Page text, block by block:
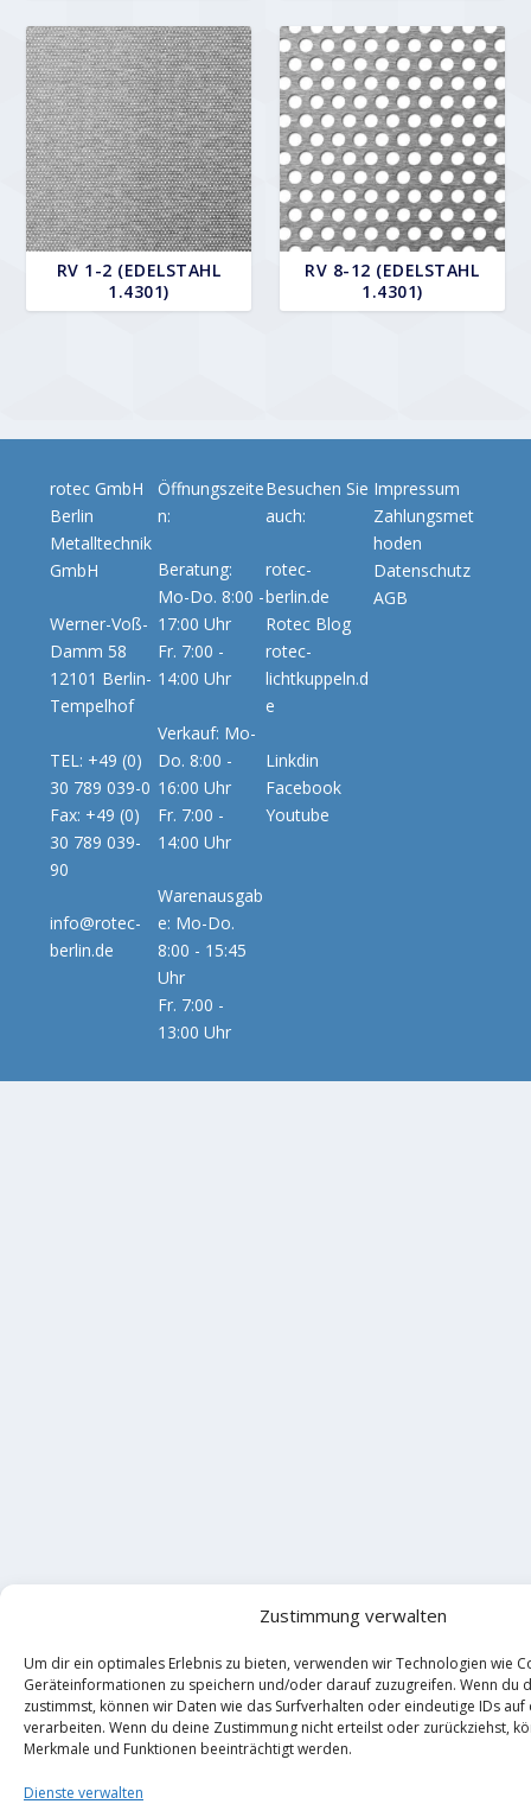
Zustimmung verwalten
Um dir ein optimales Erlebnis zu bieten, verwenden wir Technologien wie
Geräteinformationen zu speichern und/oder darauf zuzugreifen. Wenn du
zustimmst, können wir Daten wie das Surfverhalten oder eindeutige IDs
verarbeiten. Wenn du deine Zustimmung nicht erteilst oder zurückziehst,
Merkmale und Funktionen beeinträchtigt werden.
Dienste verwalten
RV 1-2 (EDELSTAHL
1.4301)
RV 8-12 (EDELSTAHL
1.4301)
rotec GmbH
Berlin
Metalltechnik
GmbH
Werner-Voß-
Damm 58
12101 Berlin-
Tempelhof
TEL: +49 (0)
30 789 039-0
Fax: +49 (0)
30 789 039-
90
info@rotec-
berlin.de
Öffnungszeite
n:
Beratung:
Mo-Do. 8:00 -
17:00 Uhr
Fr. 7:00 -
14:00 Uhr
Verkauf: Mo-
Do. 8:00 -
16:00 Uhr
Fr. 7:00 -
14:00 Uhr
Warenausgab
e: Mo-Do.
8:00 - 15:45
Uhr
Fr. 7:00 -
13:00 Uhr
Besuchen Sie
auch:
rotec-
berlin.de
Rotec Blog
rotec-
lichtkuppeln.d
e
Linkdin
Facebook
Youtube
Impressum
Zahlungsmet
hoden
Datenschutz
AGB